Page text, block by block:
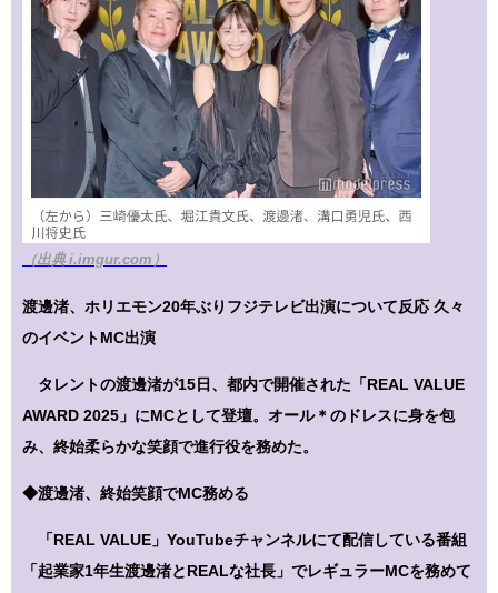
（出典 i.imgur.com）
渡邊渚、ホリエモン20年ぶりフジテレビ出演について反応 久々
のイベントMC出演
タレントの渡邊渚が15日、都内で開催された「REAL VALUE
AWARD 2025」にMCとして登壇。オール＊のドレスに身を包
み、終始柔らかな笑顔で進行役を務めた。
◆渡邊渚、終始笑顔でMC務める
「REAL VALUE」YouTubeチャンネルにて配信している番組
「起業家1年生渡邊渚とREALな社長」でレギュラーMCを務めて